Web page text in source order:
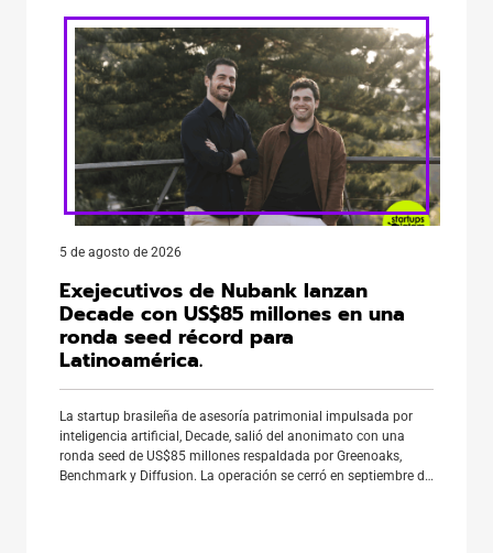
5 de agosto de 2026
Exejecutivos de Nubank lanzan
Decade con US$85 millones en una
ronda seed récord para
Latinoamérica.
La startup brasileña de asesoría patrimonial impulsada por
inteligencia artificial, Decade, salió del anonimato con una
ronda seed de US$85 millones respaldada por Greenoaks,
Benchmark y Diffusion. La operación se cerró en septiembre de